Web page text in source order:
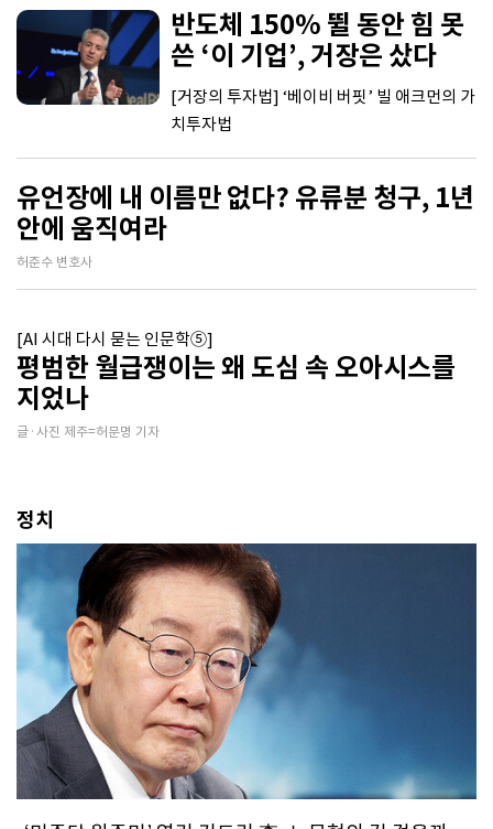
반도체 150% 뛸 동안 힘 못
쓴 ‘이 기업’, 거장은 샀다
[거장의 투자법] ‘베이비 버핏’ 빌 애크먼의 가
치투자법
유언장에 내 이름만 없다? 유류분 청구, 1년
안에 움직여라
허준수 변호사
[AI 시대 다시 묻는 인문학⑤]
평범한 월급쟁이는 왜 도심 속 오아시스를
지었나
글·사진 제주=허문명 기자
정치